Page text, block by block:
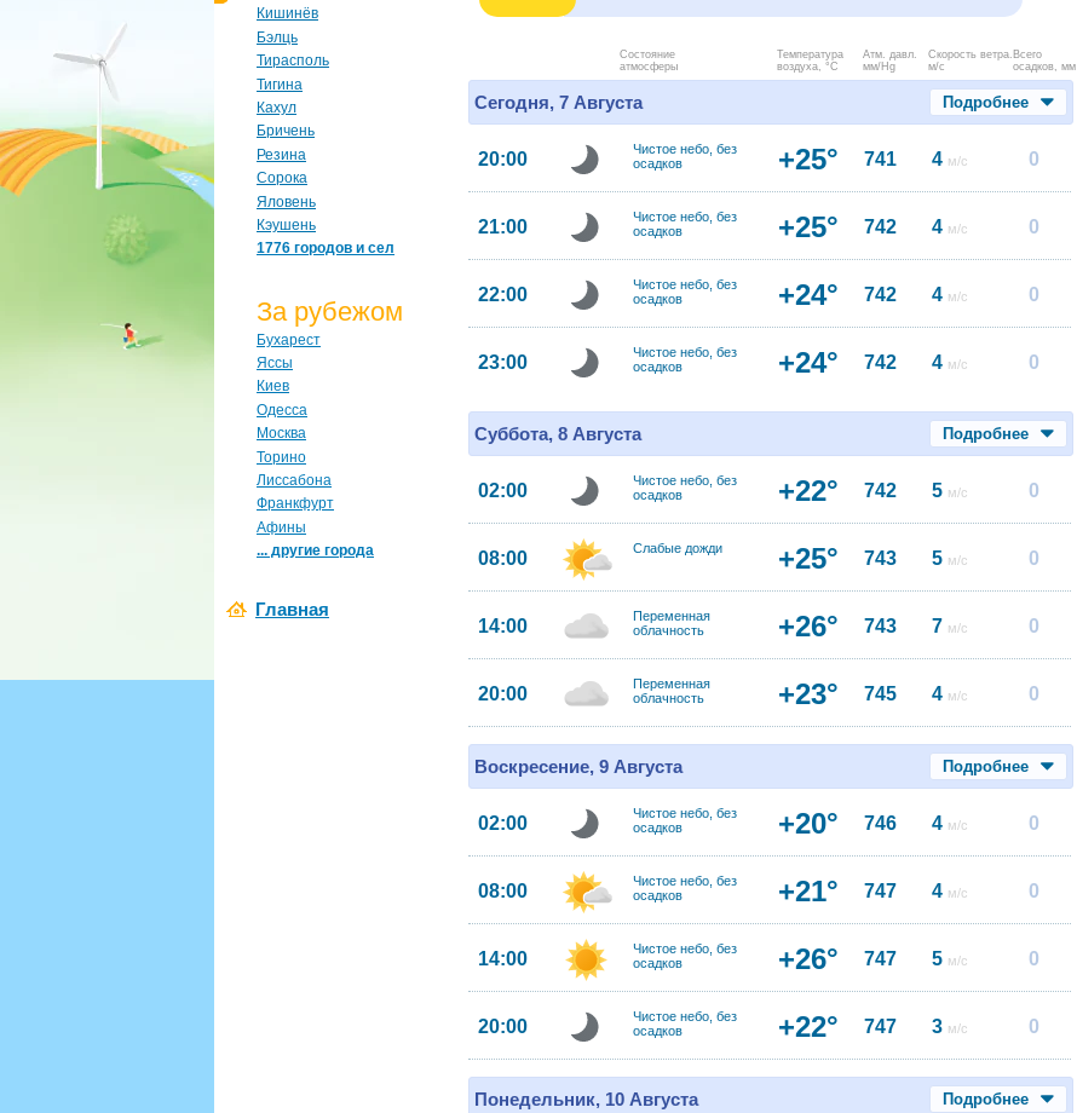
Кишинёв
Бэлць
Тирасполь
Тигина
Кахул
Бричень
Резина
Сорока
Яловень
Кэушень
1776 городов и сел
За рубежом
Бухарест
Яссы
Киев
Одесса
Москва
Торино
Лиссабона
Франкфурт
Афины
... другие города
Главная
Состояние
атмосферы
Температура
воздуха, °C
Атм. давл.
мм/Hg
Скорость ветра.
м/с
Всего
осадков, мм
Сегодня, 7 Августа Подробнее
20:00
Чистое небо, без
осадков
+25° 741 4 м/с 0
21:00
Чистое небо, без
осадков
+25° 742 4 м/с 0
22:00
Чистое небо, без
осадков
+24° 742 4 м/с 0
23:00
Чистое небо, без
осадков
+24° 742 4 м/с 0
Суббота, 8 Августа Подробнее
02:00
Чистое небо, без
осадков
+22° 742 5 м/с 0
08:00 Слабые дожди +25° 743 5 м/с 0
14:00
Переменная
облачность
+26° 743 7 м/с 0
20:00
Переменная
облачность
+23° 745 4 м/с 0
Воскресение, 9 Августа Подробнее
02:00
Чистое небо, без
осадков
+20° 746 4 м/с 0
08:00
Чистое небо, без
осадков
+21° 747 4 м/с 0
14:00
Чистое небо, без
осадков
+26° 747 5 м/с 0
20:00
Чистое небо, без
осадков
+22° 747 3 м/с 0
Понедельник, 10 Августа Подробнее